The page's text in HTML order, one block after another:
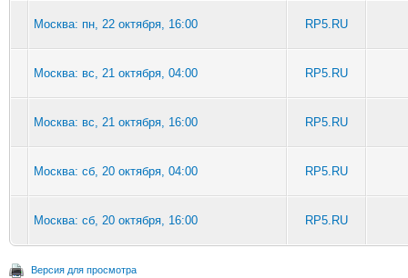
Москва: пн, 22 октября, 16:00 RP5.RU
Москва: вс, 21 октября, 04:00 RP5.RU
Москва: вс, 21 октября, 16:00 RP5.RU
Москва: сб, 20 октября, 04:00 RP5.RU
Москва: сб, 20 октября, 16:00 RP5.RU
Версия для просмотра